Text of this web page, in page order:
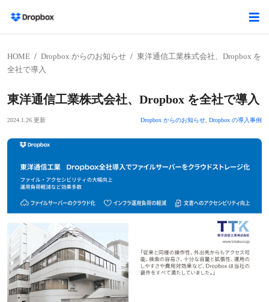
HOME Dropbox からのお知らせ
東洋通信工業株式会社、Dropbox を
全社で導入
東洋通信工業株式会社、Dropbox を全社で導入
2024.1.26 更新 Dropbox からのお知らせ Dropbox の導入事例